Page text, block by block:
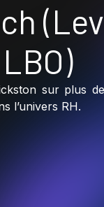
sur plus
l’univers RH.